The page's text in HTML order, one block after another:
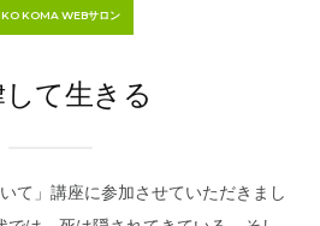
KOMA WEBサロン
して生きる
て」講座に参加させていただきまし